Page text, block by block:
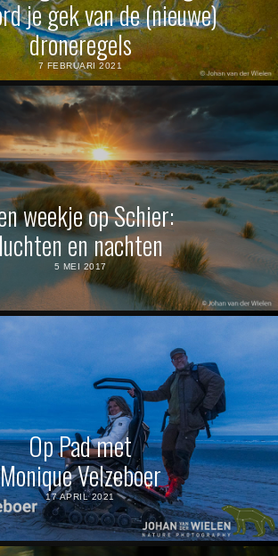
je gek van de (nieuwe)
droneregels
7 FEBRUARI 2021
weekje op Schier:
luchten en nachten
5 MEI 2017
Op Pad met
Monique Velzeboer
17 APRIL 2021